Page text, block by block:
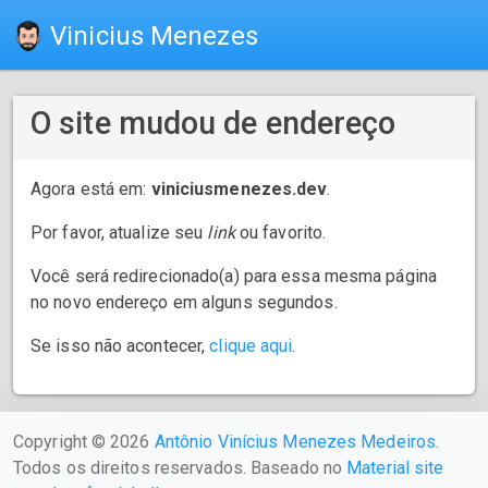
Vinicius Menezes
O site mudou de endereço
Agora está em: viniciusmenezes.dev.
Por favor, atualize seu linkou favorito.
Você será redirecionado(a) para essa mesma página
no novo endereço em alguns segundos.
Se isso não acontecer,clique aqui.
Copyright © 2026 Antônio Vinícius Menezes Medeiros.
Todos os direitos reservados. Baseado no Material site